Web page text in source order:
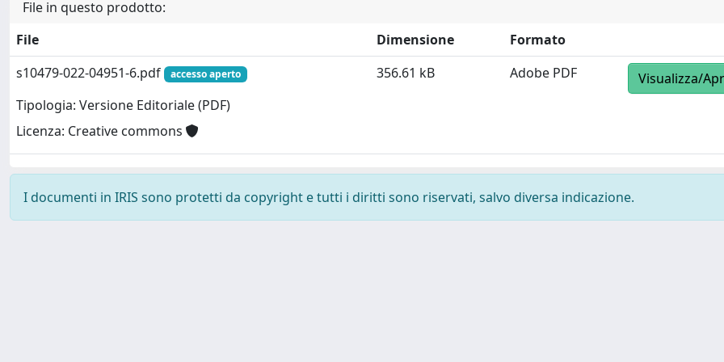
File in questo prodotto:
File
Dimensione
Formato
s10479-022-04951-6.pdf
accesso aperto
Tipologia: Versione Editoriale (PDF)
Licenza: Creative commons
356.61 kB Adobe PDF Visualizza/
I documenti in IRIS sono protetti da copyright e tutti i diritti sono riservati, salvo diversa indicazione.